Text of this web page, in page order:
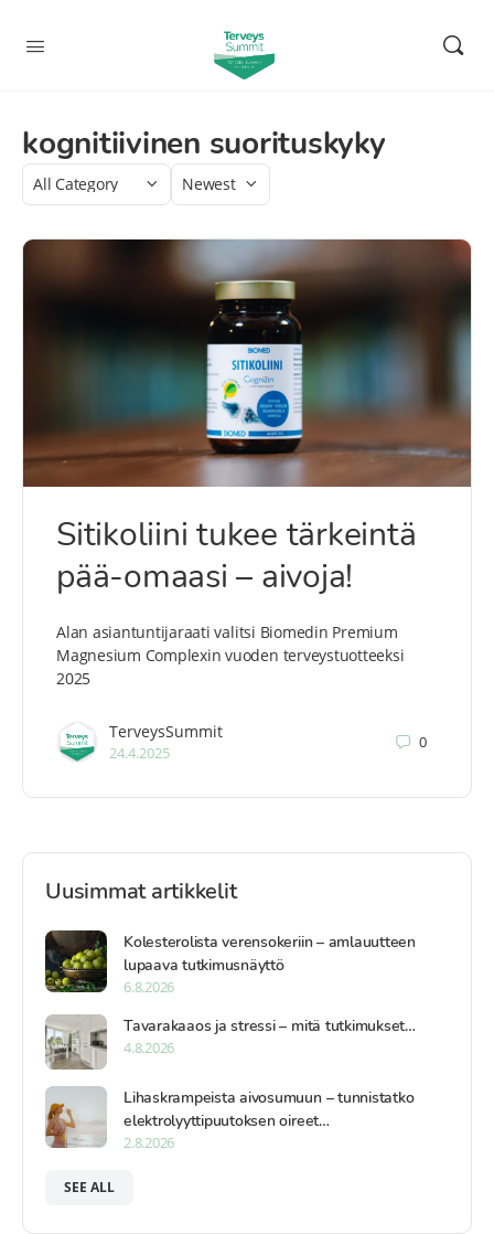
kognitiivinen suorituskyky
Category
Sort
Sitikoliini tukee tärkeintä
pää-omaasi – aivoja!
Alan asiantuntijaraati valitsi Biomedin Premium
Magnesium Complexin vuoden terveystuotteeksi
2025
TerveysSummit
24.4.2025
0
Uusimmat artikkelit
Kolesterolista verensokeriin – amlauutteen
lupaava tutkimusnäyttö
6.8.2026
Tavarakaaos ja stressi – mitä tutkimukset…
4.8.2026
Lihaskrampeista aivosumuun – tunnistatko
elektrolyyttipuutoksen oireet…
2.8.2026
SEE ALL